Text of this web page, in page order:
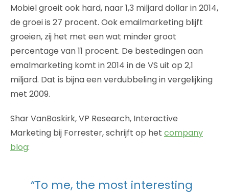
Mobiel groeit ook hard, naar 1,3 miljard dollar in 2014,
de groei is 27 procent. Ook emailmarketing blijft
groeien, zij het met een wat minder groot
percentage van 11 procent. De bestedingen aan
emalmarketing komt in 2014 in de VS uit op 2,1
miljard. Dat is bijna een verdubbeling in vergelijking
met 2009.
Shar VanBoskirk, VP Research, Interactive
Marketing bij Forrester, schrijft op het company
blog:
“To me, the most interesting